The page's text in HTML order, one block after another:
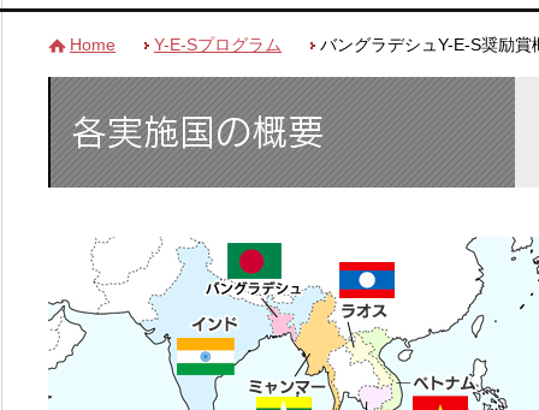
Home Y-E-Sプログラム バングラデシュY-E-S奨励賞